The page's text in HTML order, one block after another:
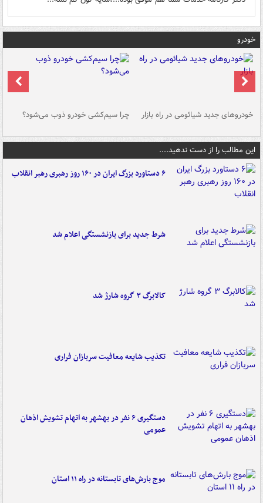
خودرو
خودروهای جدید شیائومی در راه بازار چرا سیم‌کشی خودرو ذوب می‌شود؟
این مطالب را از دست ندهید....
۶ دستاورد بزرگ ایران در ۱۶۰ روز رهبری رهبر انقلاب
شرط جدید برای بازنشستگی اعلام شد
کالابرگ ۳ گروه شارژ شد
تکذیب شایعه معافیت سربازان فراری
دستگیری ۶ نفر در بهشهر به اتهام تشویش اذهان
عمومی
موج بارش‌های تابستانه در راه ۱۱ استان